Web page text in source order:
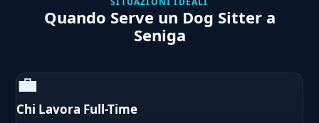
Quando Serve un Dog Sitter a
Seniga
💼
Chi Lavora Full-Time